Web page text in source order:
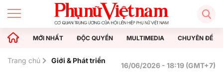
MỚI NHẤT ĐỘC QUYỀN MULTIMEDIA CHUYÊN ĐỀ
Trang chủ Giới & Phát triển
16/06/2026 - 18:19 (GMT+7)